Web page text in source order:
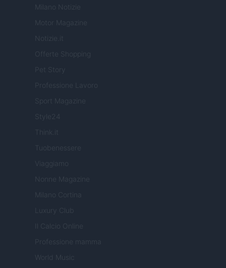
Milano Notizie
Motor Magazine
Notizie.it
Offerte Shopping
Pet Story
Professione Lavoro
Sport Magazine
Style24
Tuobenessere
Viaggiamo
Nonne Magazine
Milano Cortina
Luxury Club
Il Calcio Online
Professione mamma
World Music